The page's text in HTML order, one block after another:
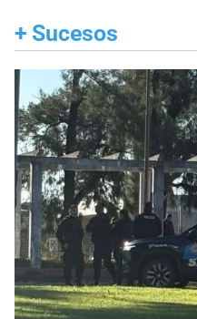
+ Sucesos